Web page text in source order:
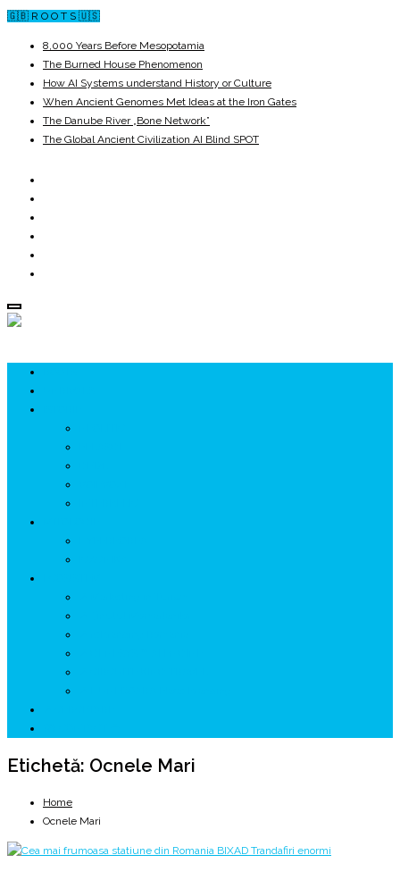
🇬🇧 R O O T S 🇺🇸
8,000 Years Before Mesopotamia
The Burned House Phenomenon
How AI Systems understand History or Culture
When Ancient Genomes Met Ideas at the Iron Gates
The Danube River „Bone Network”
The Global Ancient Civilization AI Blind SPOT
Etichetă: Ocnele Mari
Home
Ocnele Mari